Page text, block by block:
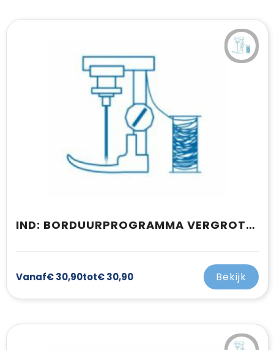
IND: BORDUURPROGRAMMA VERGROTEN/VERKLEINEN
Vanaf€ 30,90tot€ 30,90 Bekijk